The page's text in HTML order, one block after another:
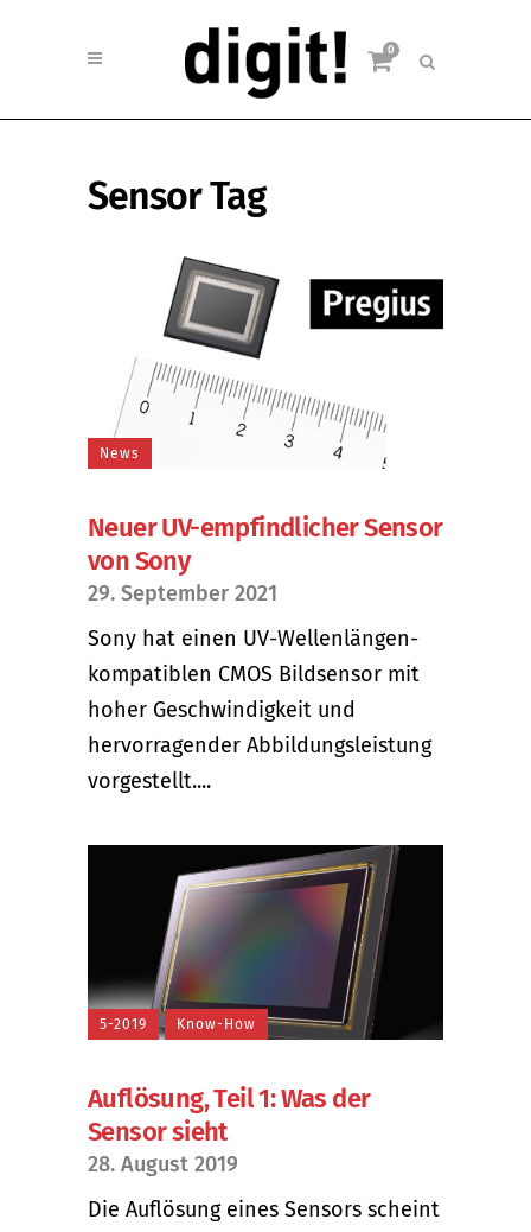
0
Sensor Tag
News
Neuer UV-empfindlicher Sensor
von Sony
29. September 2021
Sony hat einen UV-Wellenlängen-
kompatiblen CMOS Bildsensor mit
hoher Geschwindigkeit und
hervorragender Abbildungsleistung
vorgestellt....
5-2019 Know-How
Auflösung, Teil 1: Was der
Sensor sieht
28. August 2019
Die Auflösung eines Sensors scheint